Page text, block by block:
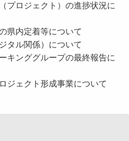
ェクト）の進捗状況に
定着等について
関係）について
グループの最終報告に
ト形成事業について